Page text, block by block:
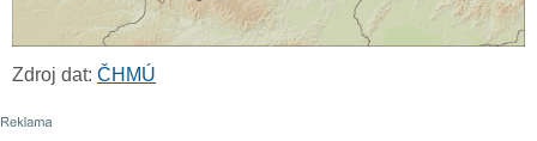
Zdroj dat: ČHMÚ